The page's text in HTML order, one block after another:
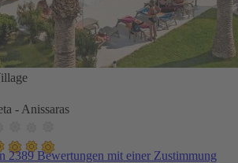
- Anissaras
2389 Bewertungen mit einer Zustimmung